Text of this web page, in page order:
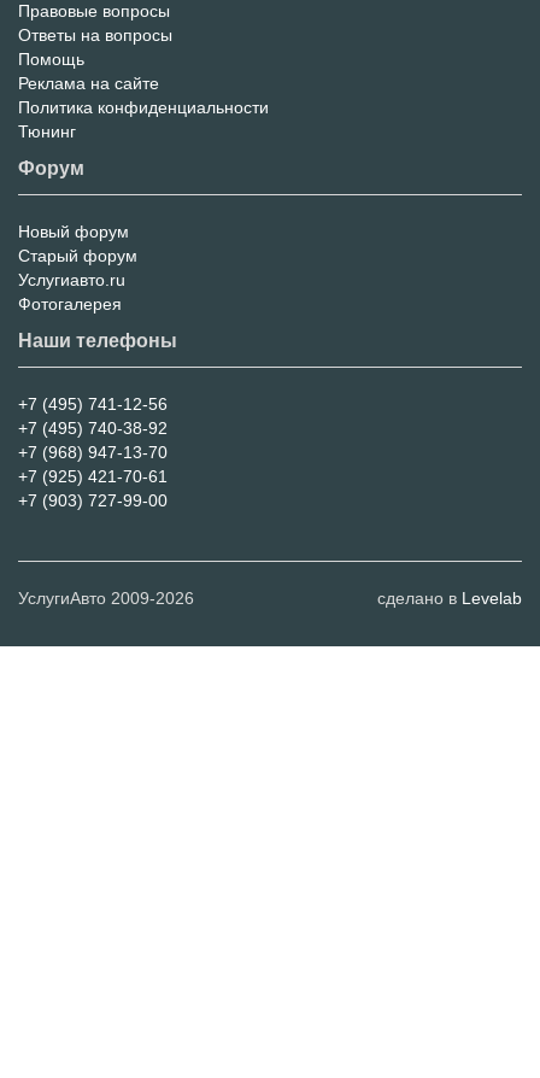
Правовые вопросы
Ответы на вопросы
Помощь
Реклама на сайте
Политика конфиденциальности
Тюнинг
Форум
Форум
Новый форум
Старый форум
Услугиавто.ru
Фотогалерея
Наши телефоны
+7 (495) 741-12-56
+7 (495) 740-38-92
+7 (968) 947-13-70
+7 (925) 421-70-61
+7 (903) 727-99-00
УслугиАвто 2009-2026 сделано в Levelab